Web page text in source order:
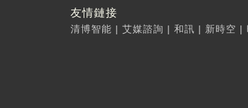
友情鏈接
清博智能 | 艾媒諮詢 | 和訊 | 新時空 |